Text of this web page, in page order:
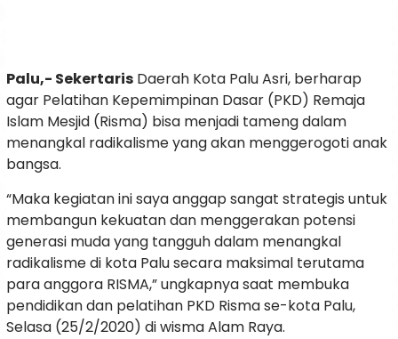
Palu,- Sekertaris Daerah Kota Palu Asri, berharap
agar Pelatihan Kepemimpinan Dasar (PKD) Remaja
Islam Mesjid (Risma) bisa menjadi tameng dalam
menangkal radikalisme yang akan menggerogoti anak
bangsa.
“Maka kegiatan ini saya anggap sangat strategis untuk
membangun kekuatan dan menggerakan potensi
generasi muda yang tangguh dalam menangkal
radikalisme di kota Palu secara maksimal terutama
para anggora RISMA,” ungkapnya saat membuka
pendidikan dan pelatihan PKD Risma se-kota Palu,
Selasa (25/2/2020) di wisma Alam Raya.